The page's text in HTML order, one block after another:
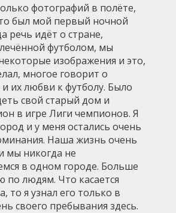
фотографий в полёте,
был мой первый ночной
речь идёт о стране,
футболом, мы
изображения и это,
многое говорит о
их любви к футболу. Было
свой старый дом и
в игре Лиги чемпионов. Я
и у меня остались очень
Наша жизнь очень
мы никогда не
в одном городе. Больше
по людям. Что касается
то я узнал его только в
своего пребывания здесь.